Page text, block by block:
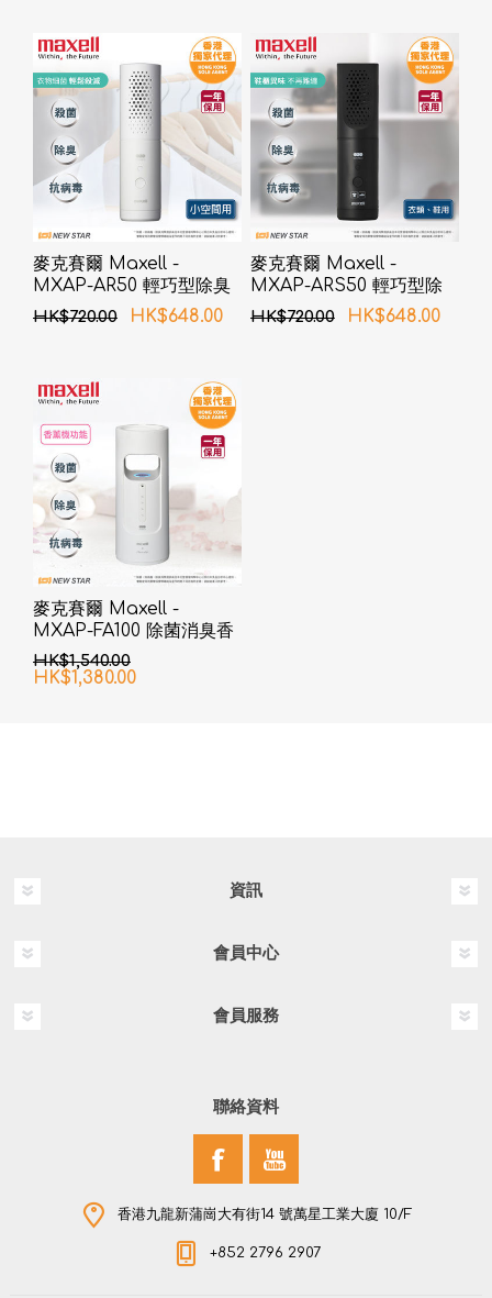
麥克賽爾 Maxell -
MXAP-AR50 輕巧型除臭
抗菌機 小空間用
HK$720.00 HK$648.00
麥克賽爾 Maxell -
MXAP-ARS50 輕巧型除
菌消臭器 衣類、鞋用
HK$720.00 HK$648.00
麥克賽爾 Maxell -
MXAP-FA100 除菌消臭香
薰機
HK$1,540.00
HK$1,380.00
資訊
會員中心
會員服務
聯絡資料
香港九龍新蒲崗大有街14 號萬星工業大廈 10/F
+852 2796 2907